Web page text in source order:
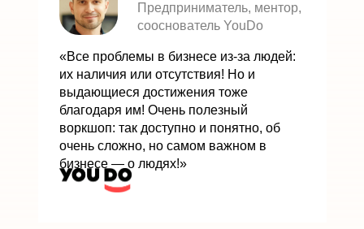
Предприниматель, ментор,
сооснователь YouDo
«Все проблемы в бизнесе из-за людей:
их наличия или отсутствия! Но и
выдающиеся достижения тоже
благодаря им! Очень полезный
воркшоп: так доступно и понятно, об
очень сложно, но самом важном в
бизнесе — о людях!»